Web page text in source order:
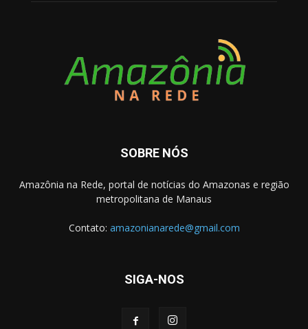
SOBRE NÓS
Amazônia na Rede, portal de notícias do Amazonas e região
metropolitana de Manaus
Contato: amazonianarede@gmail.com
SIGA-NOS